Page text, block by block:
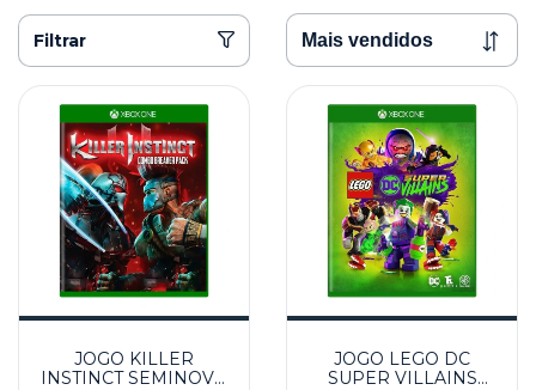
Filtrar
JOGO KILLER
INSTINCT SEMINOVO
JOGO LEGO DC
SUPER VILLAINS